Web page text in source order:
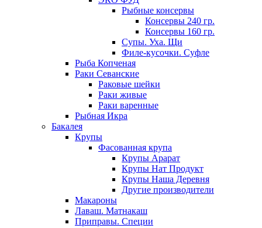
Рыбные консервы
Консервы 240 гр.
Консервы 160 гр.
Супы. Уха. Щи
Филе-кусочки. Суфле
Рыба Копченая
Раки Севанские
Раковые шейки
Раки живые
Раки варенные
Рыбная Икра
Бакалея
Крупы
Фасованная крупа
Крупы Арарат
Крупы Нат Продукт
Крупы Наша Деревня
Другие производители
Макароны
Лаваш. Матнакаш
Приправы. Специи